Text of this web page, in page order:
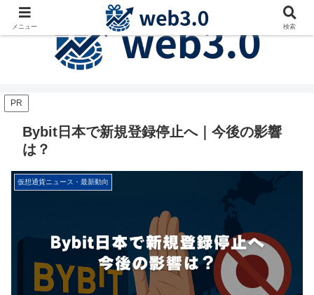
PR
Bybit日本で新規登録停止へ｜今後の影響
は？
仮想通貨ニュース・最新動向
メニュー 検索